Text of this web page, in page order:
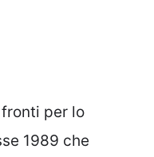
per lo
1989 che